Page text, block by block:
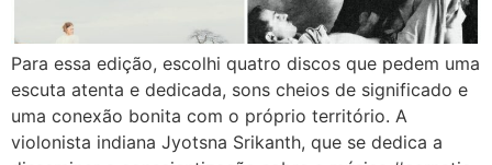
Para essa edição, escolhi quatro discos que pedem uma
escuta atenta e dedicada, sons cheios de significado e
uma conexão bonita com o próprio território. A
violonista indiana Jyotsna Srikanth, que se dedica a